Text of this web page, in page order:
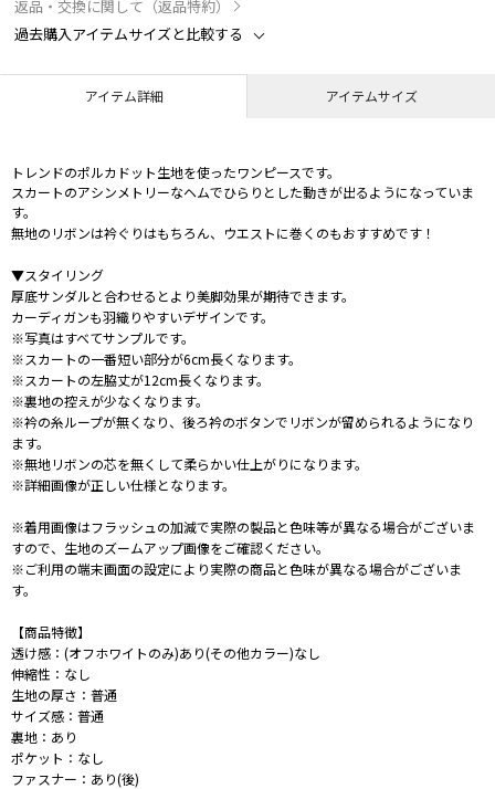
返品・交換に関して（返品特約）
過去購入アイテムサイズと比較する
アイテム詳細 アイテムサイズ
トレンドのポルカドット生地を使ったワンピースです。
スカートのアシンメトリーなヘムでひらりとした動きが出るようになっていま
す。
無地のリボンは衿ぐりはもちろん、ウエストに巻くのもおすすめです！
▼スタイリング
厚底サンダルと合わせるとより美脚効果が期待できます。
カーディガンも羽織りやすいデザインです。
※写真はすべてサンプルです。
※スカートの一番短い部分が6cm長くなります。
※スカートの左脇丈が12cm長くなります。
※裏地の控えが少なくなります。
※衿の糸ループが無くなり、後ろ衿のボタンでリボンが留められるようになり
ます。
※無地リボンの芯を無くして柔らかい仕上がりになります。
※詳細画像が正しい仕様となります。
※着用画像はフラッシュの加減で実際の製品と色味等が異なる場合がございま
すので、生地のズームアップ画像をご確認ください。
※ご利用の端末画面の設定により実際の商品と色味が異なる場合がございま
す。
【商品特徴】
透け感：(オフホワイトのみ)あり(その他カラー)なし
伸縮性：なし
生地の厚さ：普通
サイズ感：普通
裏地：あり
ポケット：なし
ファスナー：あり(後)